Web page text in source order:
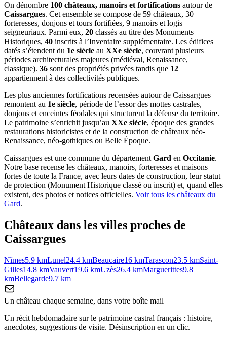
On dénombre 100 châteaux, manoirs et fortifications autour de
Caissargues. Cet ensemble se compose de 59 châteaux, 30
forteresses, donjons et tours fortifiées, 9 manoirs et logis
seigneuriaux. Parmi eux, 20 classés au titre des Monuments
Historiques, 40 inscrits à l’Inventaire supplémentaire. Les édifices
datés s’étendent du 1e siècle au XXe siècle, couvrant plusieurs
périodes architecturales majeures (médiéval, Renaissance,
classique). 36 sont des propriétés privées tandis que 12
appartiennent à des collectivités publiques.
Les plus anciennes fortifications recensées autour de Caissargues
remontent au 1e siècle, période de l’essor des mottes castrales,
donjons et enceintes féodales qui structurent la défense du territoire.
Le patrimoine s’enrichit jusqu’au XXe siècle, époque des grandes
restaurations historicistes et de la construction de châteaux néo-
Renaissance, néo-gothiques ou Belle Époque.
Caissargues est une commune du département Gard en Occitanie.
Notre base recense les châteaux, manoirs, forteresses et maisons
fortes de toute la France, avec leurs dates de construction, leur statut
de protection (Monument Historique classé ou inscrit) et, quand elles
existent, des photos et notices officielles. Voir tous les châteaux du
Gard.
Châteaux dans les villes proches de
Caissargues
Nîmes5.9 kmLunel24.4 kmBeaucaire16 kmTarascon23.5 kmSaint-
Gilles14.8 kmVauvert19.6 kmUzès26.4 kmMarguerittes9.8
kmBellegarde9.7 km
Un château chaque semaine, dans votre boîte mail
Un récit hebdomadaire sur le patrimoine castral français : histoire,
anecdotes, suggestions de visite. Désinscription en un clic.